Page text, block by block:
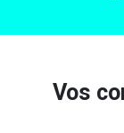
Vos